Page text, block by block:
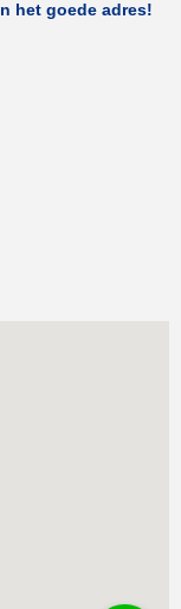
het goede adres!